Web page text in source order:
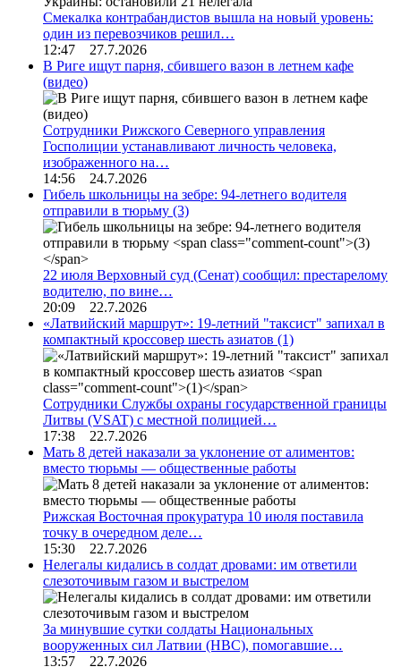
Смекалка контрабандистов вышла на новый уровень:
один из перевозчиков решил…
12:47 27.7.2026
В Риге ищут парня, сбившего вазон в летнем кафе
(видео)
Сотрудники Рижского Северного управления
Госполиции устанавливают личность человека,
изображенного на…
14:56 24.7.2026
Гибель школьницы на зебре: 94-летнего водителя
отправили в тюрьму (3)
22 июля Верховный суд (Сенат) сообщил: престарелому
водителю, по вине…
20:09 22.7.2026
«Латвийский маршрут»: 19-летний "таксист" запихал в
компактный кроссовер шесть азиатов (1)
Сотрудники Службы охраны государственной границы
Литвы (VSAT) с местной полицией…
17:38 22.7.2026
Мать 8 детей наказали за уклонение от алиментов:
вместо тюрьмы — общественные работы
Рижская Восточная прокуратура 10 июля поставила
точку в очередном деле…
15:30 22.7.2026
Нелегалы кидались в солдат дровами: им ответили
слезоточивым газом и выстрелом
За минувшие сутки солдаты Национальных
вооруженных сил Латвии (НВС), помогавшие…
13:57 22.7.2026